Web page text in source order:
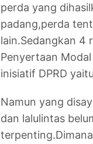
perda yang
padang,perda
lain.Sedangkan 4
Penyertaan
inisiatif DPRD
Namun yang
dan lalulintas